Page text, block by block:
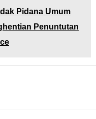
Pidana Umum
Penuntutan